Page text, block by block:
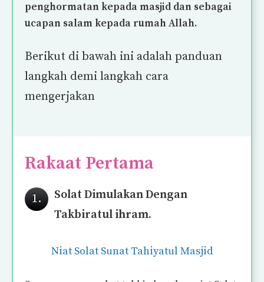
penghormatan kepada masjid dan sebagai
ucapan salam kepada rumah Allah.
Berikut di bawah ini adalah panduan
langkah demi langkah cara
mengerjakan
Rakaat Pertama
1.
Solat Dimulakan Dengan
Takbiratul ihram.
Niat Solat Sunat Tahiyatul Masjid